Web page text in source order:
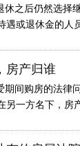
之后仍然选择
遇或退休金的人
房产归谁
间购房的法律
另一方名下，房